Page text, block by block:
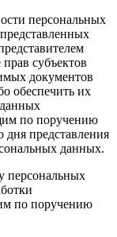
персональных
субъектов
документов
обеспечить их
по поручению
дня представления
данных.
персональных
по поручению